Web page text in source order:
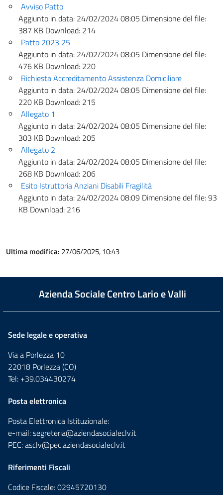
Avviso Patto
Aggiunto in data: 24/02/2024 08:05 Dimensione del file:
387 KB Download: 214
Patto 2023 25
Aggiunto in data: 24/02/2024 08:05 Dimensione del file:
476 KB Download: 220
Richiesta Accreditamento Assistenza Domiciliare
Aggiunto in data: 24/02/2024 08:05 Dimensione del file:
220 KB Download: 215
Allegato 1
Aggiunto in data: 24/02/2024 08:05 Dimensione del file:
303 KB Download: 205
Allegato 2
Aggiunto in data: 24/02/2024 08:05 Dimensione del file:
268 KB Download: 206
Esito Istruttoria Anziani Disabili Fragilità
Aggiunto in data: 24/02/2024 08:09 Dimensione del file:93
KB Download: 216
Ultima modifica: 27/06/2025, 10:43
Azienda Sociale Centro Lario e Valli
Sede legale e operativa
Via a Porlezza 10
22018 Porlezza (CO)
Tel: +39.034430274
Posta elettronica
Posta Elettronica Istituzionale:
e-mail:segreteria@aziendasocialeclv.it
PEC:asclv@pec.aziendasocialeclv.it
Riferimenti Fiscali
Codice Fiscale: 02945720130